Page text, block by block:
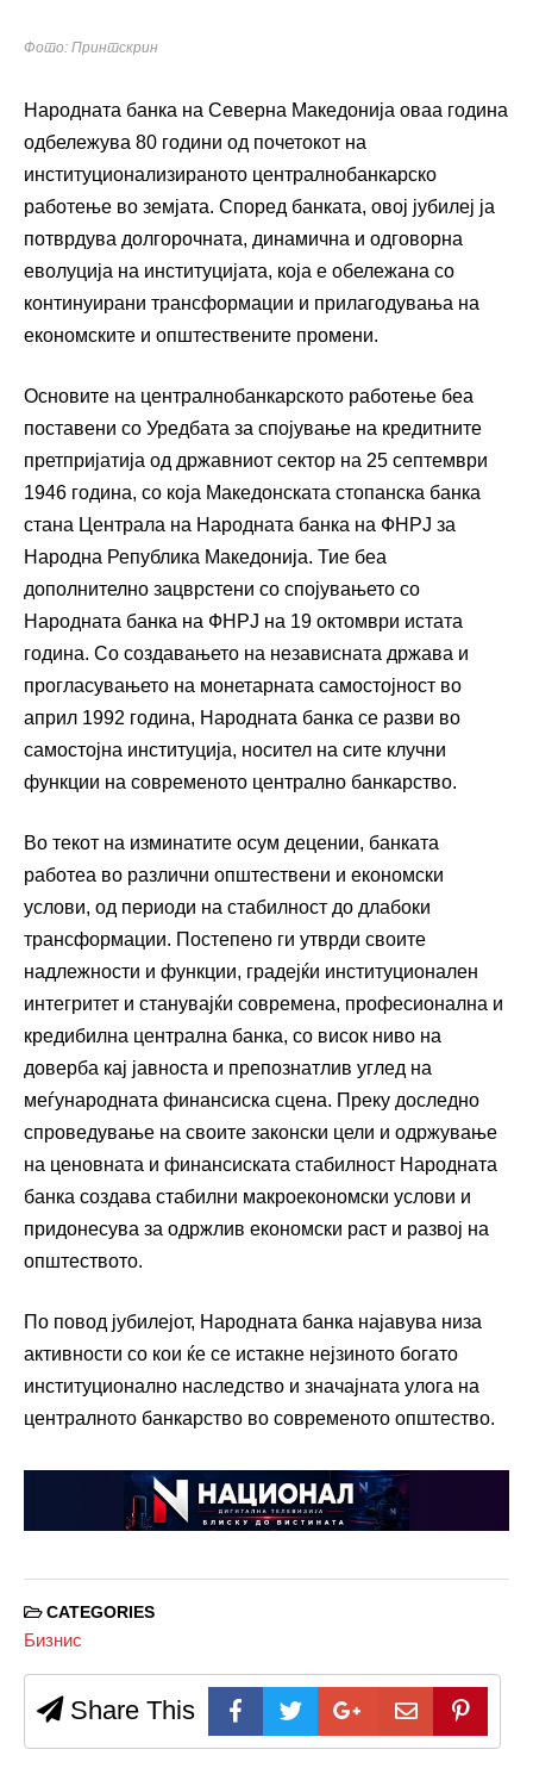
Фото: Принтскрин
Народната банка на Северна Македонија оваа година
одбележува 80 години од почетокот на
институционализираното централнобанкарско
работење во земјата. Според банката, овој јубилеј ја
потврдува долгорочната, динамична и одговорна
еволуција на институцијата, која е обележана со
континуирани трансформации и прилагодувања на
економските и општествените промени.
Основите на централнобанкарското работење беа
поставени со Уредбата за спојување на кредитните
претпријатија од државниот сектор на 25 септември
1946 година, со која Македонската стопанска банка
стана Централа на Народната банка на ФНРЈ за
Народна Република Македонија. Тие беа
дополнително зацврстени со спојувањето со
Народната банка на ФНРЈ на 19 октомври истата
година. Со создавањето на независната држава и
прогласувањето на монетарната самостојност во
април 1992 година, Народната банка се разви во
самостојна институција, носител на сите клучни
функции на современото централно банкарство.
Во текот на изминатите осум децении, банката
работеа во различни општествени и економски
услови, од периоди на стабилност до длабоки
трансформации. Постепено ги утврди своите
надлежности и функции, градејќи институционален
интегритет и станувајќи современа, професионална и
кредибилна централна банка, со висок ниво на
доверба кај јавноста и препознатлив углед на
меѓународната финансиска сцена. Преку доследно
спроведување на своите законски цели и одржување
на ценовната и финансиската стабилност Народната
банка создава стабилни макроекономски услови и
придонесува за одржлив економски раст и развој на
општеството.
По повод јубилејот, Народната банка најавува низа
активности со кои ќе се истакне нејзиното богато
институционално наследство и значајната улога на
централното банкарство во современото општество.
CATEGORIES
Бизнис
Share This